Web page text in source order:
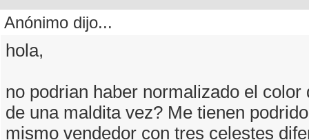
Anónimo dijo...
hola,
no podrian haber normalizado el color
de una maldita vez? Me tienen
mismo vendedor con tres celestes